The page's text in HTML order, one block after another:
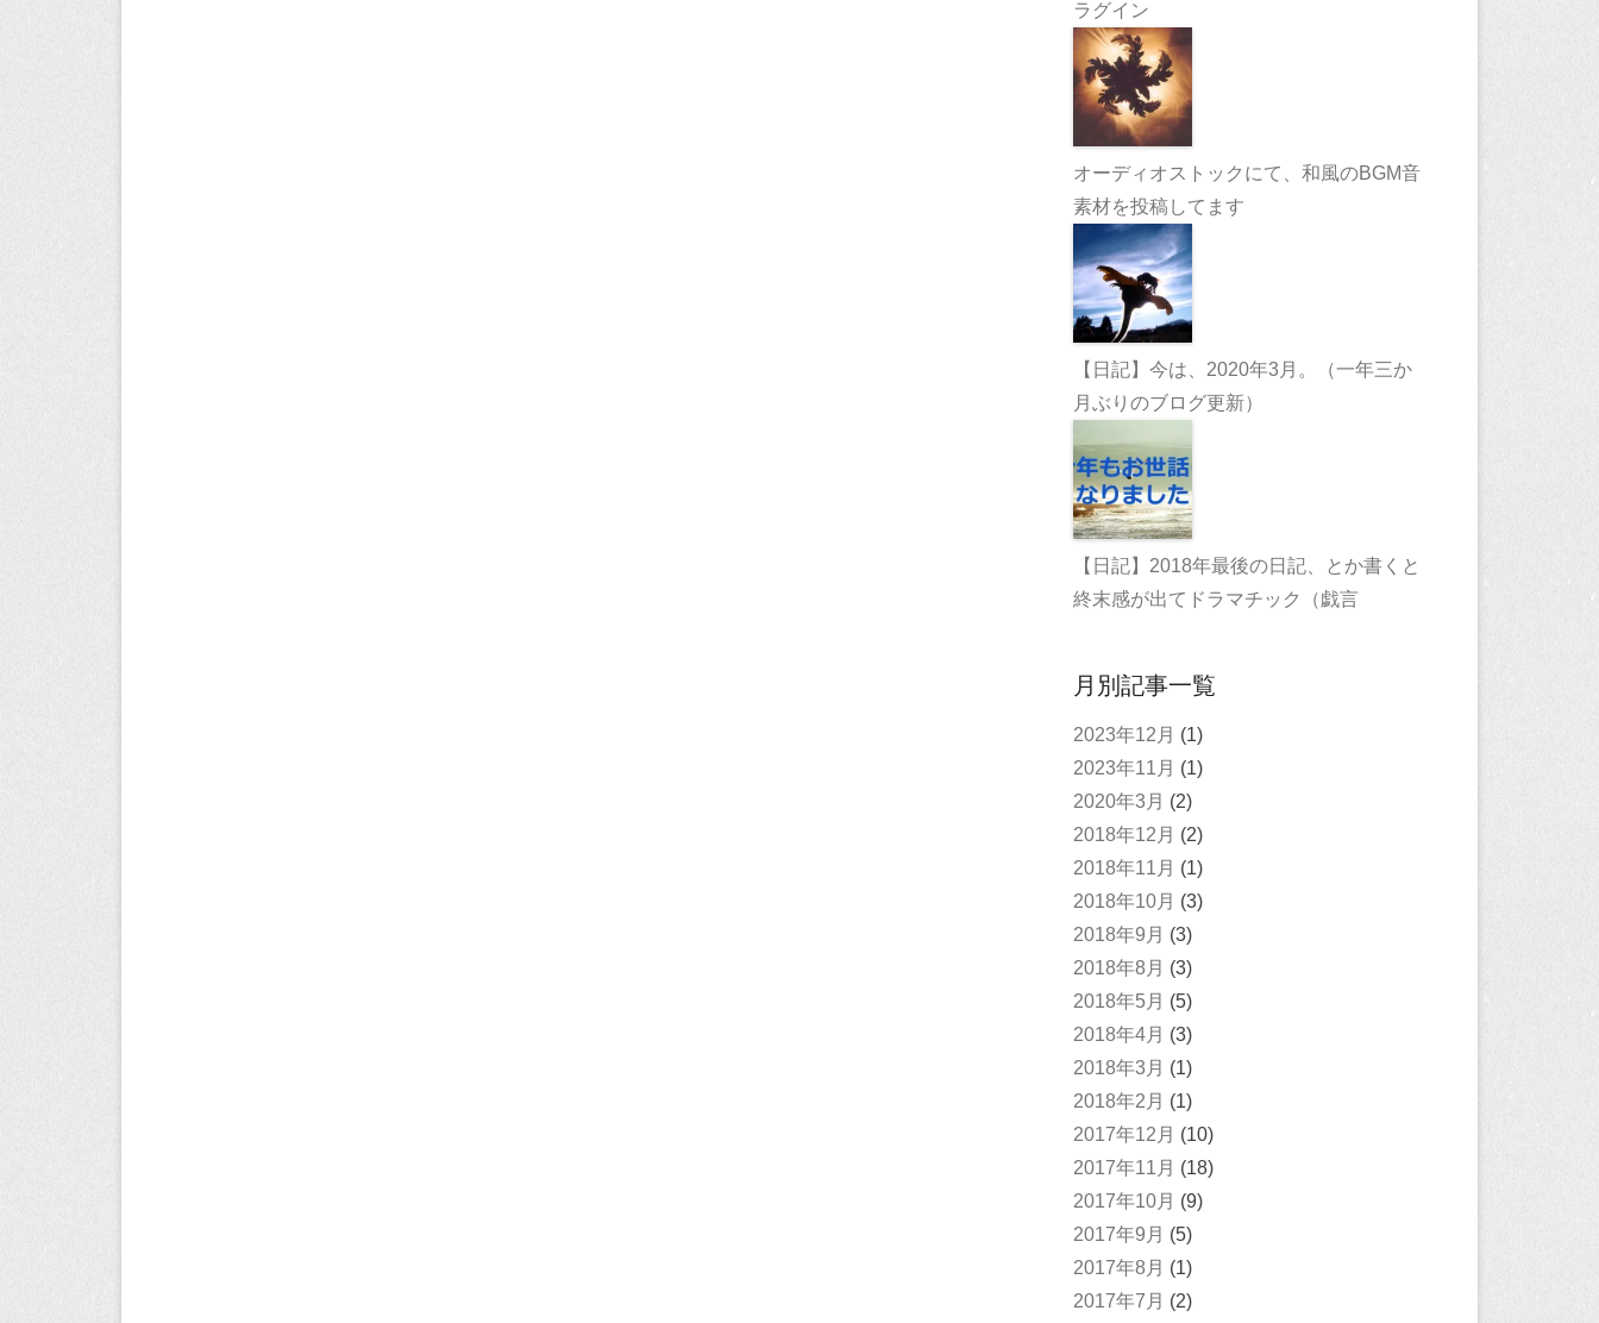
ラグイン
オーディオストックにて、和風のBGM音
素材を投稿してます
【日記】今は、2020年3月。（一年三か
月ぶりのブログ更新）
【日記】2018年最後の日記、とか書くと
終末感が出てドラマチック（戯言
月別記事一覧
2023年12月 (1)
2023年11月 (1)
2020年3月 (2)
2018年12月 (2)
2018年11月 (1)
2018年10月 (3)
2018年9月 (3)
2018年8月 (3)
2018年5月 (5)
2018年4月 (3)
2018年3月 (1)
2018年2月 (1)
2017年12月 (10)
2017年11月 (18)
2017年10月 (9)
2017年9月 (5)
2017年8月 (1)
2017年7月 (2)